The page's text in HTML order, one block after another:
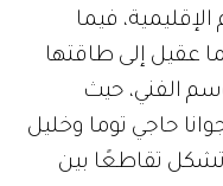
فيما
عقيل إلى طاقتها
الفني، حيث
حاجي توما وخليل
تقاطعًا بين